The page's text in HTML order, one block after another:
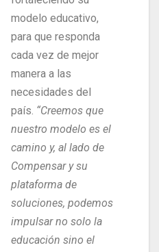
modelo educativo,
para que responda
cada vez de mejor
manera a las
necesidades del
país. “Creemos que
nuestro modelo es el
camino y, al lado de
Compensar y su
plataforma de
soluciones, podemos
impulsar no solo la
educación sino el